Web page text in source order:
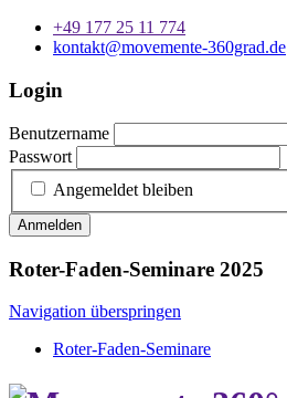
+49 177 25 11 774
kontakt@movemente-360grad.de
Login
Benutzername
Passwort
Angemeldet bleiben
Anmelden
Roter-Faden-Seminare 2025
Navigation überspringen
Roter-Faden-Seminare